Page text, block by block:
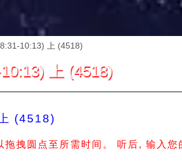
10:13) 上 (4518)
上 (4518)
(4518)
拽圆点至所需时间。 听后, 输入您